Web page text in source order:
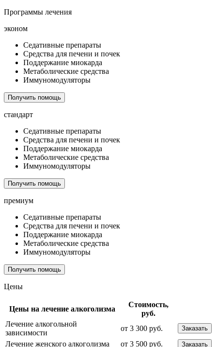
Программы лечения
эконом
Седативные препараты
Средства для печени и почек
Поддержание миокарда
Метаболические средства
Иммуномодуляторы
Получить помощь
стандарт
Седативные препараты
Средства для печени и почек
Поддержание миокарда
Метаболические средства
Иммуномодуляторы
Получить помощь
премиум
Седативные препараты
Средства для печени и почек
Поддержание миокарда
Метаболические средства
Иммуномодуляторы
Получить помощь
Цены
Цены на лечение алкоголизма
Стоимость,
руб.
Лечение алкогольной
зависимости
от 3 300 руб. Заказать
Лечение женского алкоголизма от 3 500 руб. Заказать